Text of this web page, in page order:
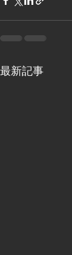
最新記事